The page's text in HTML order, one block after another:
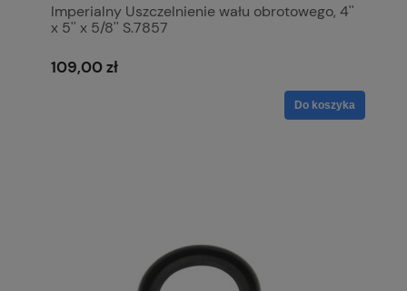
Imperialny Uszczelnienie wału obrotowego, 4''
x 5'' x 5/8'' S.7857
109,00 zł
Do koszyka